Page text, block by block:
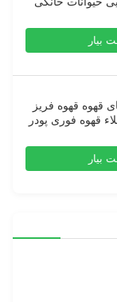
قهوه قهوه فریز
3 در 1 خلاء قهوه فوری پودر